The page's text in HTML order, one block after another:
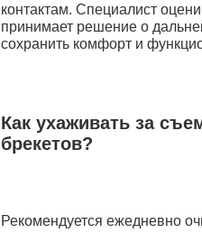
контактам. Специалист
принимает решение о
сохранить комфорт и
Как ухаживать за
брекетов?
Рекомендуется ежедневно